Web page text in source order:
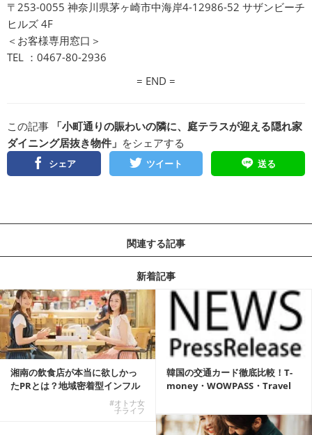
〒253-0055 神奈川県茅ヶ崎市中海岸4-12986-52 サザンビーチ
ヒルズ 4F
＜お客様専用窓口＞
TEL ：0467-80-2936
= END =
この記事
「小町通りの賑わいの隣に、庭テラスが迎える隠れ家
ダイニング居抜き物件」 をシェアする
シェア ツイート 送る
関連する記事
新着記事
湘南の飲食店が本当に欲しかっ
たPRとは？地域密着型インフル
#オトナ女
子ライフ
韓国の交通カード徹底比較！T-
money・WOWPASS・Travel